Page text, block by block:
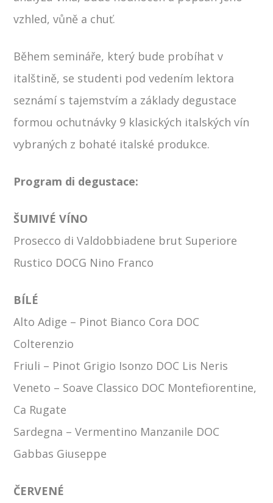
vzhled, vůně a chuť.
Během semináře, který bude probíhat v
italštině, se studenti pod vedením lektora
seznámí s tajemstvím a základy degustace
formou ochutnávky 9 klasických italských vín
vybraných z bohaté italské produkce.
Program di degustace:
ŠUMIVÉ VÍNO
Prosecco di Valdobbiadene brut Superiore
Rustico DOCG Nino Franco
BÍLÉ
Alto Adige – Pinot Bianco Cora DOC
Colterenzio
Friuli – Pinot Grigio Isonzo DOC Lis Neris
Veneto – Soave Classico DOC Montefiorentine,
Ca Rugate
Sardegna –Vermentino Manzanile DOC
Gabbas Giuseppe
ČERVENÉ